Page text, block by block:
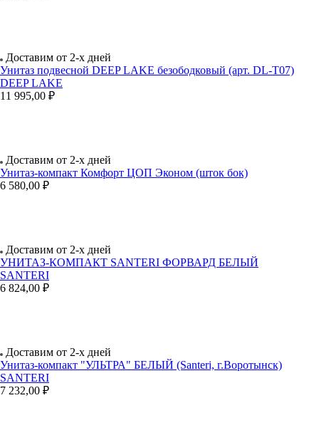
Доставим от 2-х дней
Унитаз подвесной DEEP LAKE безободковый (арт. DL-Т07)
DEEP LAKE
11 995,00 ₽
Доставим от 2-х дней
Унитаз-компакт Комфорт ЦОП Эконом (шток бок)
6 580,00 ₽
Доставим от 2-х дней
УНИТАЗ-КОМПАКТ SANTERI ФОРВАРД БЕЛЫЙ
SANTERI
6 824,00 ₽
Доставим от 2-х дней
Унитаз-компакт "УЛЬТРА" БЕЛЫЙ (Santeri, г.Воротынск)
SANTERI
7 232,00 ₽